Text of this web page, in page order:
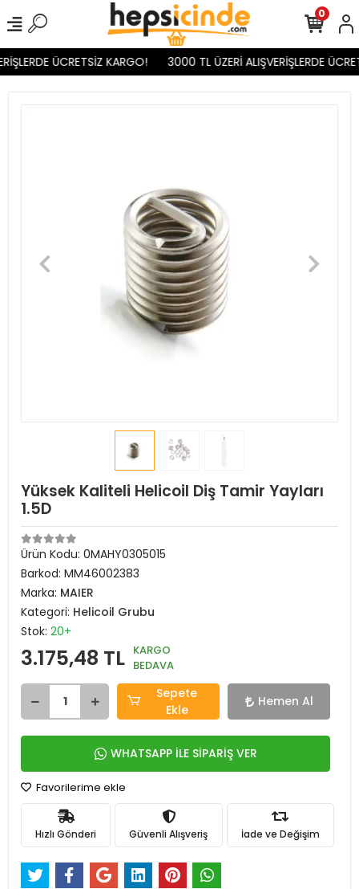
ÜCRETSİZ KARGO! 3000 TL ÜZERİ ALIŞVERİŞLERDE
0
Yüksek Kaliteli Helicoil Diş Tamir Yayları
1.5D
Ürün Kodu: 0MAHY0305015
Barkod: MM46002383
Marka: MAIER
Kategori: Helicoil Grubu
Stok: 20+
3.175,48 TL KARGO
BEDAVA
Sepete
Ekle
Hemen Al
WHATSAPP İLE SİPARİŞ VER
Favorilerime ekle
Hızlı Gönderi Güvenli Alışveriş İade ve Değişim